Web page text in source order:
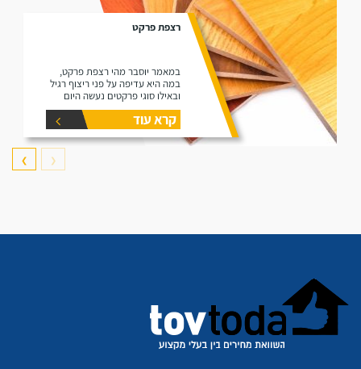
רצפת פרקט
במאמר יוסבר מהי רצפת פרקט,
במה היא עדיפה על פני ריצוף רגיל
ובאילו סוגי פרקטים נעשה היום
שימוש בשוק (למינציה ועץ גושני).
קרא עוד
❮
❯